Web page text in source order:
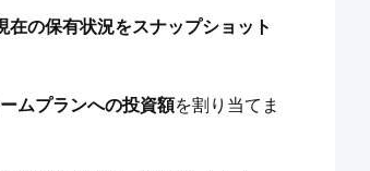
在の保有状況をスナップショット
ムプランへの投資額を割り当てま